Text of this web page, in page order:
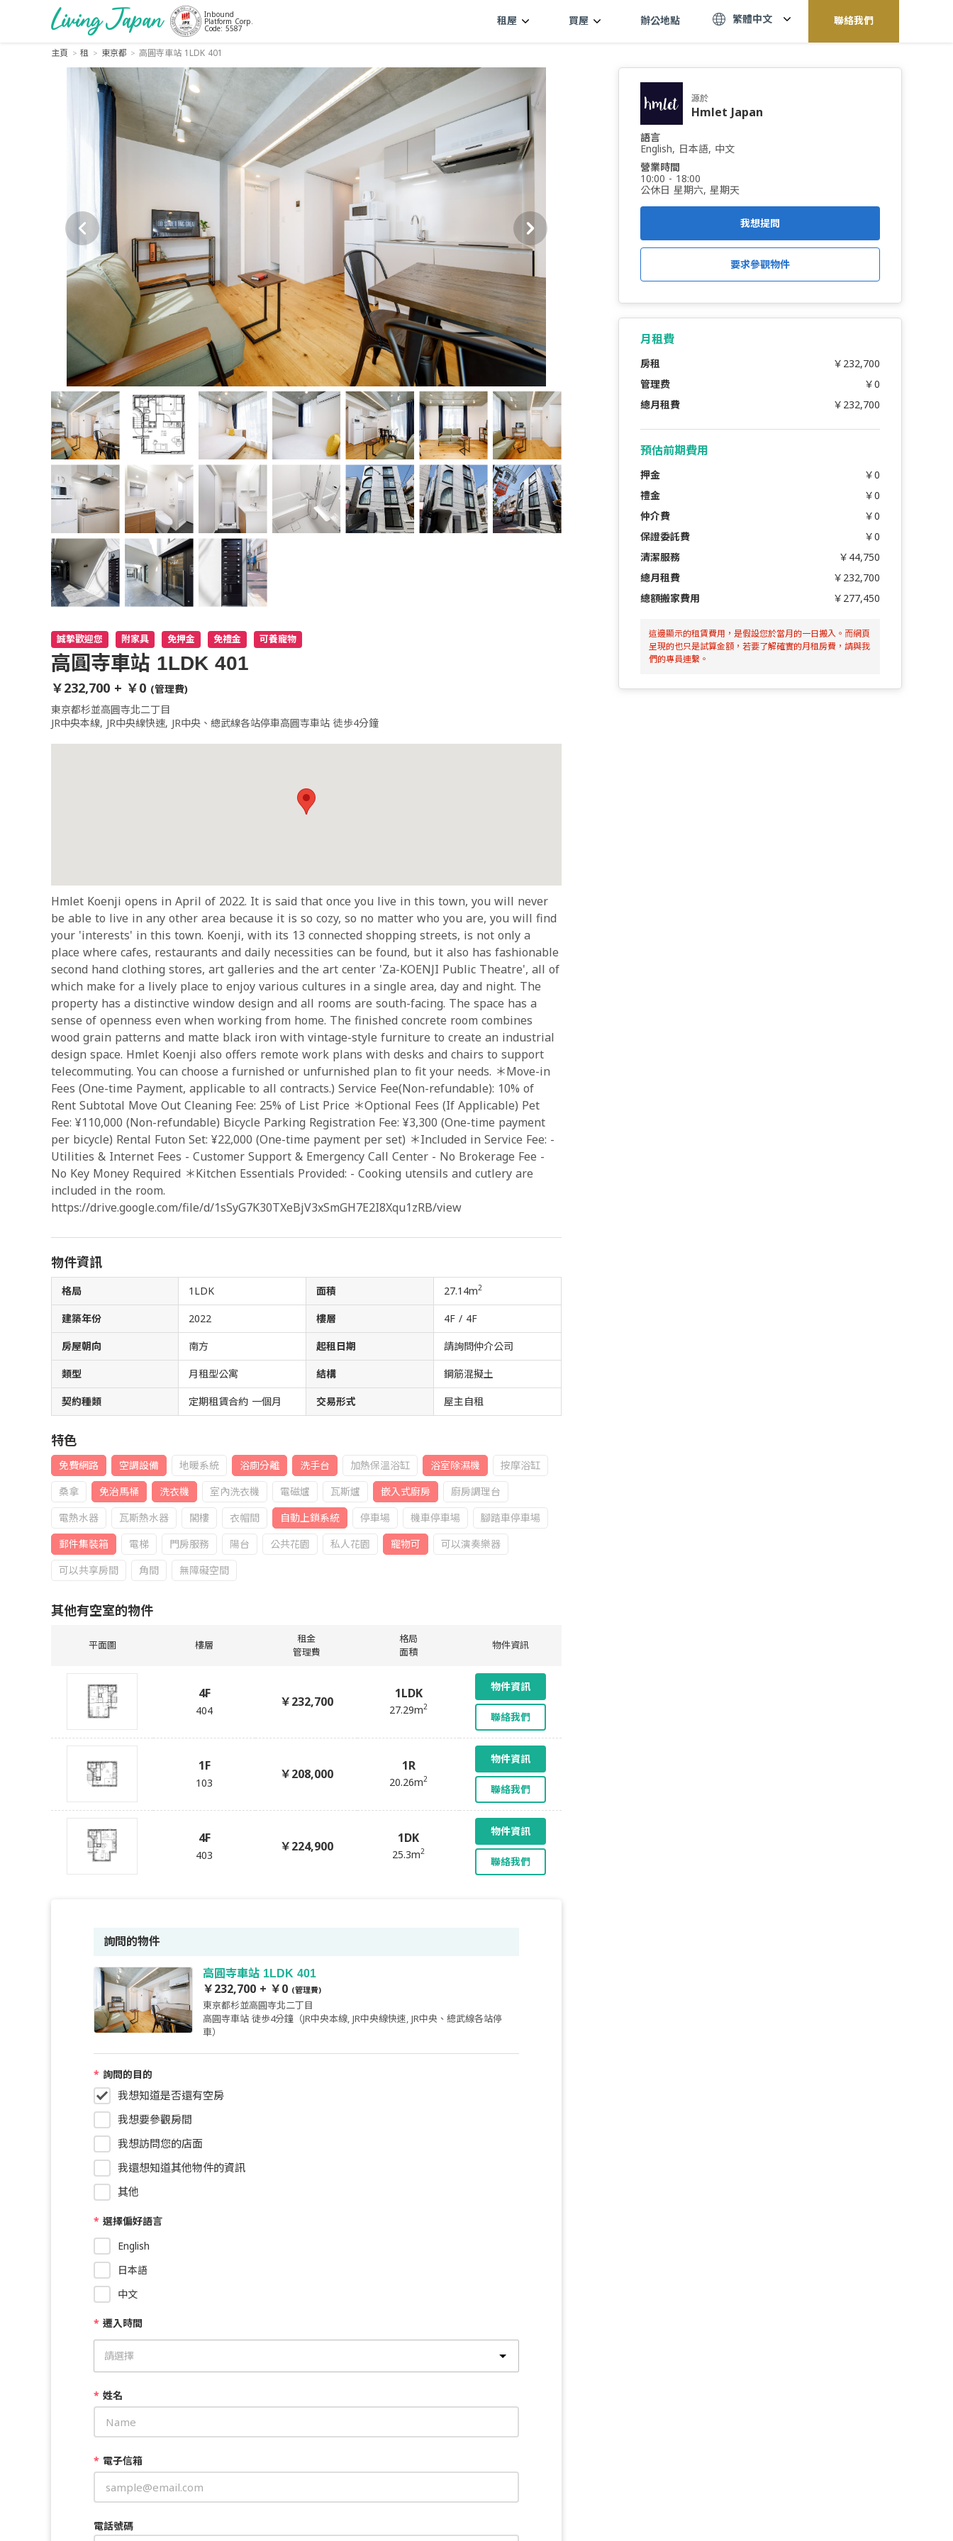
Inbound
Platform Corp.
Code: 5587
租屋 買屋 辦公地點 繁體中文 聯絡我們
主頁 租 東京都 高圓寺車站 1LDK 401
誠摯歡迎您 附家具 免押金 免禮金 可養寵物
高圓寺車站 1LDK 401
￥232,700 + ￥0 (管理費)
東京都杉並高圓寺北二丁目
JR中央本線, JR中央線快速, JR中央、總武線各站停車高圓寺車站 徒歩4分鐘
Hmlet Koenji opens in April of 2022. It is said that once you live in this town, you will never
be able to live in any other area because it is so cozy, so no matter who you are, you will find
your 'interests' in this town. Koenji, with its 13 connected shopping streets, is not only a
place where cafes, restaurants and daily necessities can be found, but it also has fashionable
second hand clothing stores, art galleries and the art center 'Za-KOENJI Public Theatre', all of
which make for a lively place to enjoy various cultures in a single area, day and night. The
property has a distinctive window design and all rooms are south-facing. The space has a
sense of openness even when working from home. The finished concrete room combines
wood grain patterns and matte black iron with vintage-style furniture to create an industrial
design space. Hmlet Koenji also offers remote work plans with desks and chairs to support
telecommuting. You can choose a furnished or unfurnished plan to fit your needs. ＊Move-in
Fees (One-time Payment, applicable to all contracts.) Service Fee(Non-refundable): 10% of
Rent Subtotal Move Out Cleaning Fee: 25% of List Price ＊Optional Fees (If Applicable) Pet
Fee: ¥110,000 (Non-refundable) Bicycle Parking Registration Fee: ¥3,300 (One-time payment
per bicycle) Rental Futon Set: ¥22,000 (One-time payment per set) ＊Included in Service Fee: -
Utilities & Internet Fees - Customer Support & Emergency Call Center - No Brokerage Fee -
No Key Money Required ＊Kitchen Essentials Provided: - Cooking utensils and cutlery are
included in the room.
https://drive.google.com/file/d/1sSyG7K30TXeBjV3xSmGH7E2I8Xqu1zRB/view
物件資訊
格局 1LDK 面積 27.14m2
建築年份 2022 樓層 4F / 4F
房屋朝向 南方 起租日期 請詢問仲介公司
類型 月租型公寓 結構 鋼筋混擬土
契約種類 定期租賃合約 一個月 交易形式 屋主自租
特色
免費網路 空調設備 地暖系統 浴廁分離 洗手台 加熱保溫浴缸 浴室除濕機
按摩浴缸
桑拿
免治馬桶 洗衣機 室內洗衣機 電磁爐 瓦斯爐 嵌入式廚房
廚房調理台
電熱水器
瓦斯熱水器 閣樓 衣帽間 自動上鎖系統 停車場 機車停車場
腳踏車停車場
郵件集裝箱
電梯 門房服務 陽台 公共花園 私人花園 寵物可
可以演奏樂器
可以共享房間
角間 無障礙空間
其他有空室的物件
平面圖 樓層
租金
管理費
格局
面積
物件資訊
4F
404
￥232,700
1LDK
27.29m2
物件資訊
聯絡我們
1F
103
￥208,000
1R
20.26m2
物件資訊
聯絡我們
4F
403
￥224,900
1DK
25.3m2
物件資訊
聯絡我們
詢問的物件
高圓寺車站 1LDK 401
￥232,700 + ￥0 (管理費)
東京都杉並高圓寺北二丁目
高圓寺車站 徒歩4分鐘（JR中央本線, JR中央線快速, JR中央、總武線各站停
車）
* 詢問的目的
我想知道是否還有空房
我想要參觀房間
我想訪問您的店面
我還想知道其他物件的資訊
其他
* 選擇偏好語言
English
日本語
中文
* 遷入時間
* 姓名
* 電子信箱
電話號碼
源於
Hmlet Japan
語言
English, 日本語, 中文
營業時間
10:00 - 18:00
公休日 星期六, 星期天
我想提問
要求參觀物件
月租費
房租
￥232,700
管理费
￥0
總月租費
￥232,700
預估前期費用
押金
￥0
禮金
￥0
仲介費
￥0
保證委託費
￥0
清潔服務
￥44,750
總月租費
￥232,700
總額搬家費用
￥277,450
這邊顯示的租賃費用，是假設您於當月的一日搬入。而網頁
呈現的也只是試算金額，若要了解確實的月租房費，請與我
們的專員連繫。